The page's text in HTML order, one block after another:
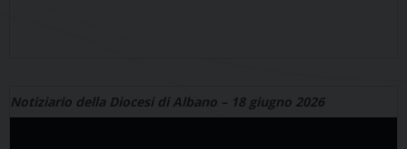
Notiziario della Diocesi di Albano – 18 giugno 2026